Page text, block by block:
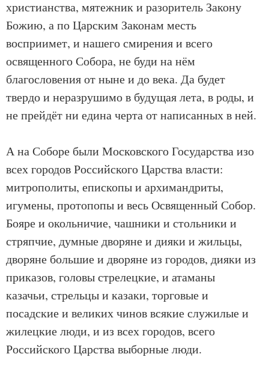
христианства, мятежник и разоритель Закону
Божию, а по Царским Законам месть
восприимет, и нашего смирения и всего
освященного Собора, не буди на нём
благословения от ныне и до века. Да будет
твердо и неразрушимо в будущая лета, в роды, и
не прейдёт ни едина черта от написанных в ней.
А на Соборе были Московского Государства изо
всех городов Российского Царства власти:
митрополиты, епископы и архимандриты,
игумены, протопопы и весь Освященный Собор.
Бояре и окольничие, чашники и стольники и
стряпчие, думные дворяне и дияки и жильцы,
дворяне большие и дворяне из городов, дияки из
приказов, головы стрелецкие, и атаманы
казачьи, стрельцы и казаки, торговые и
посадские и великих чинов всякие служилые и
жилецкие люди, и из всех городов, всего
Российского Царства выборные люди.